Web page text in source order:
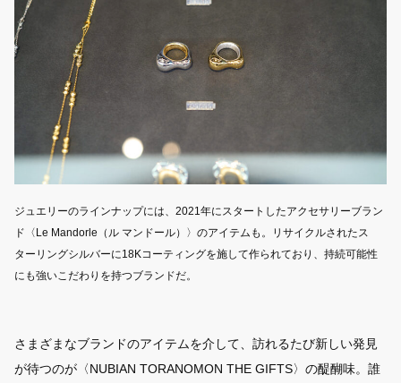
ジュエリーのラインナップには、2021年にスタートしたアクセサリーブラン
ド〈Le Mandorle（ル マンドール）〉のアイテムも。リサイクルされたス
ターリングシルバーに18Kコーティングを施して作られており、持続可能性
にも強いこだわりを持つブランドだ。
さまざまなブランドのアイテムを介して、訪れるたび新しい発見
が待つのが〈NUBIAN TORANOMON THE GIFTS〉の醍醐味。誰